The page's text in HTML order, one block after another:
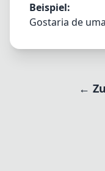
Beispiel:
Gostaria de
←